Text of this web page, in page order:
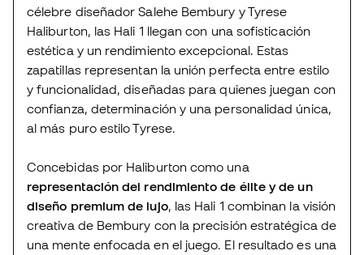
célebre diseñador Salehe Bembury y Tyrese
Haliburton, las Hali 1 llegan con una sofisticación
estética y un rendimiento excepcional. Estas
zapatillas representan la unión perfecta entre estilo
y funcionalidad, diseñadas para quienes juegan con
confianza, determinación y una personalidad única,
al más puro estilo Tyrese.
Concebidas por Haliburton como una
representación del rendimiento de élite y de un
diseño premium de lujo, las Hali 1 combinan la visión
creativa de Bembury con la precisión estratégica de
una mente enfocada en el juego. El resultado es una